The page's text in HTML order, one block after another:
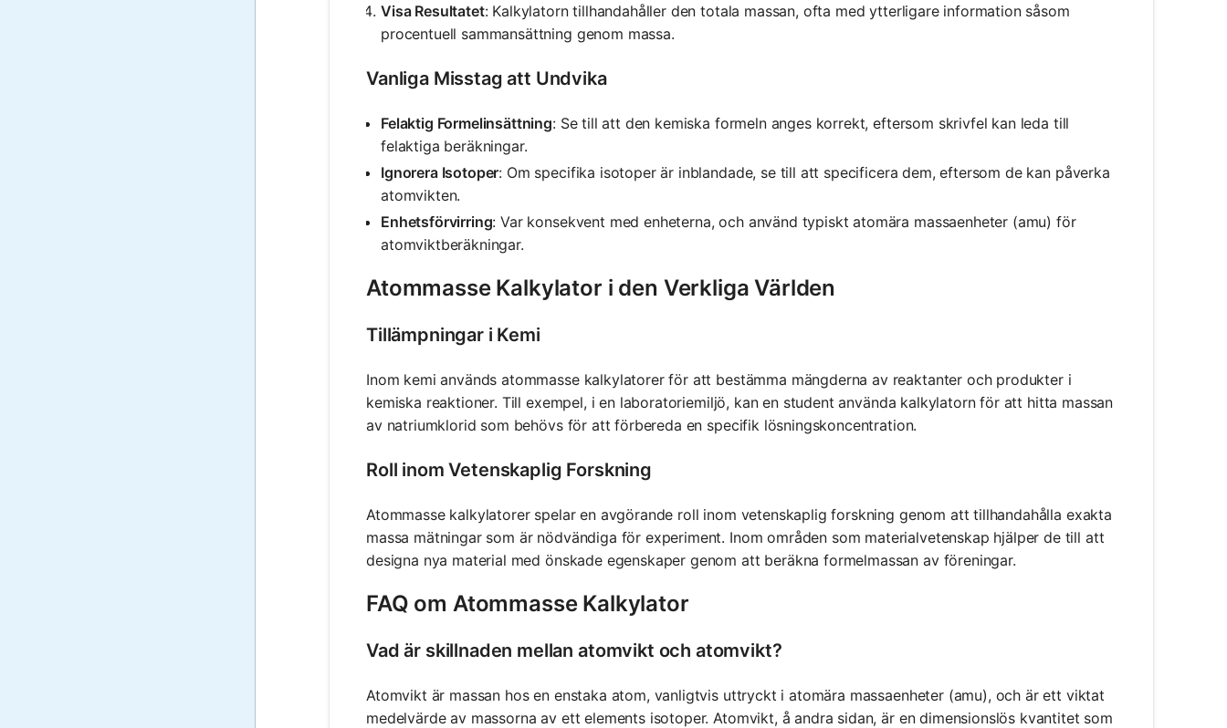
Visa Resultatet: Kalkylatorn tillhandahåller den totala massan, ofta med ytterligare information såsom
procentuell sammansättning genom massa.
Vanliga Misstag att Undvika
Felaktig Formelinsättning: Se till att den kemiska formeln anges korrekt, eftersom skrivfel kan leda till
felaktiga beräkningar.
Ignorera Isotoper: Om specifika isotoper är inblandade, se till att specificera dem, eftersom de kan påverka
atomvikten.
Enhetsförvirring: Var konsekvent med enheterna, och använd typiskt atomära massaenheter (amu) för
atomviktberäkningar.
Atommasse Kalkylator i den Verkliga Världen
Tillämpningar i Kemi
Inom kemi används atommasse kalkylatorer för att bestämma mängderna av reaktanter och produkter i
kemiska reaktioner. Till exempel, i en laboratoriemiljö, kan en student använda kalkylatorn för att hitta massan
av natriumklorid som behövs för att förbereda en specifik lösningskoncentration.
Roll inom Vetenskaplig Forskning
Atommasse kalkylatorer spelar en avgörande roll inom vetenskaplig forskning genom att tillhandahålla exakta
massa mätningar som är nödvändiga för experiment. Inom områden som materialvetenskap hjälper de till att
designa nya material med önskade egenskaper genom att beräkna formelmassan av föreningar.
FAQ om Atommasse Kalkylator
Vad är skillnaden mellan atomvikt och atomvikt?
Atomvikt är massan hos en enstaka atom, vanligtvis uttryckt i atomära massaenheter (amu), och är ett viktat
medelvärde av massorna av ett elements isotoper. Atomvikt, å andra sidan, är en dimensionslös kvantitet som